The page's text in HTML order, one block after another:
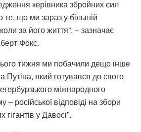
керівника збройних сил
те, що ми зараз у більшій
за його життя”, – зазначає
Фокс.
тижня ми побачили дещо інше
який готувався до свого
міжнародного
російської відповіді на збори
гігантів у Давосі”.